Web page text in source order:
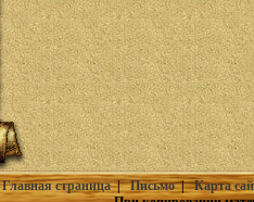
Главная страница|Письмо|Карта